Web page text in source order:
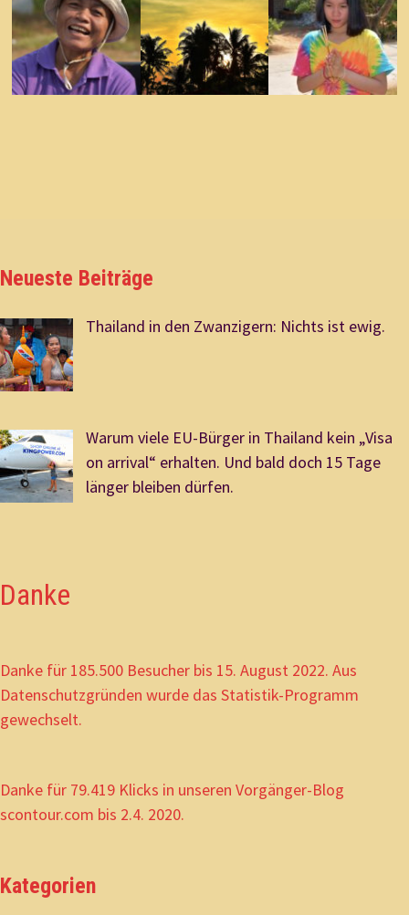
Neueste Beiträge
Thailand in den Zwanzigern: Nichts ist ewig.
Warum viele EU-Bürger in Thailand kein „Visa
on arrival“ erhalten. Und bald doch 15 Tage
länger bleiben dürfen.
Danke
Danke für 185.500 Besucher bis 15. August 2022. Aus
Datenschutzgründen wurde das Statistik-Programm
gewechselt.
Danke für 79.419 Klicks in unseren Vorgänger-Blog
scontour.com bis 2.4. 2020.
Kategorien